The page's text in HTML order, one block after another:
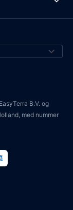
B.V. og
med nummer